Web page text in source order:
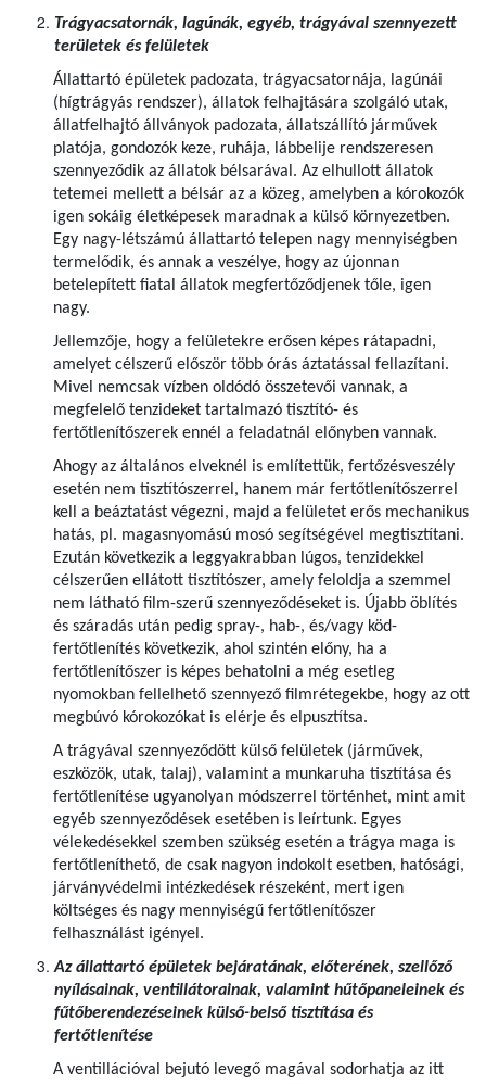
Trágyacsatornák, lagúnák, egyéb, trágyával szennyezett
területek és felületek
Állattartó épületek padozata, trágyacsatornája, lagúnái
(hígtrágyás rendszer), állatok felhajtására szolgáló utak,
állatfelhajtó állványok padozata, állatszállító járművek
platója, gondozók keze, ruhája, lábbelije rendszeresen
szennyeződik az állatok bélsarával. Az elhullott állatok
tetemei mellett a bélsár az a közeg, amelyben a kórokozók
igen sokáig életképesek maradnak a külső környezetben.
Egy nagy-létszámú állattartó telepen nagy mennyiségben
termelődik, és annak a veszélye, hogy az újonnan
betelepített fiatal állatok megfertőződjenek tőle, igen
nagy.
Jellemzője, hogy a felületekre erősen képes rátapadni,
amelyet célszerű először több órás áztatással fellazítani.
Mivel nemcsak vízben oldódó összetevői vannak, a
megfelelő tenzideket tartalmazó tisztító- és
fertőtlenítőszerek ennél a feladatnál előnyben vannak.
Ahogy az általános elveknél is említettük, fertőzésveszély
esetén nem tisztítószerrel, hanem már fertőtlenítőszerrel
kell a beáztatást végezni, majd a felületet erős mechanikus
hatás, pl. magasnyomású mosó segítségével megtisztítani.
Ezután következik a leggyakrabban lúgos, tenzidekkel
célszerűen ellátott tisztítószer, amely feloldja a szemmel
nem látható film-szerű szennyeződéseket is. Újabb öblítés
és száradás után pedig spray-, hab-, és/vagy köd-
fertőtlenítés következik, ahol szintén előny, ha a
fertőtlenítőszer is képes behatolni a még esetleg
nyomokban fellelhető szennyező filmrétegekbe, hogy az ott
megbúvó kórokozókat is elérje és elpusztítsa.
A trágyával szennyeződött külső felületek (járművek,
eszközök, utak, talaj), valamint a munkaruha tisztítása és
fertőtlenítése ugyanolyan módszerrel történhet, mint amit
egyéb szennyeződések esetében is leírtunk. Egyes
vélekedésekkel szemben szükség esetén a trágya maga is
fertőtleníthető, de csak nagyon indokolt esetben, hatósági,
járványvédelmi intézkedések részeként, mert igen
költséges és nagy mennyiségű fertőtlenítőszer
felhasználást igényel.
Az állattartó épületek bejáratának, előterének, szellőző
nyílásainak, ventillátorainak, valamint hűtőpaneleinek és
fűtőberendezéseinek külső-belső tisztítása és
fertőtlenítése
A ventillációval bejutó levegő magával sodorhatja az itt